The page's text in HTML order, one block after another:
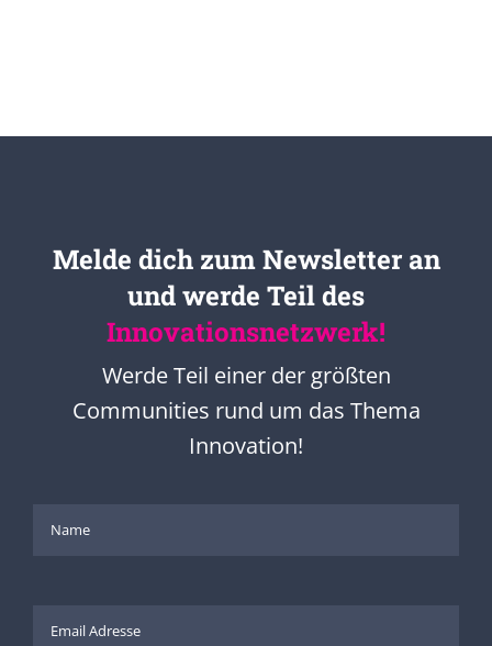
Melde dich zum Newsletter an
und werde Teil des
Innovationsnetzwerk!
Werde Teil einer der größten
Communities rund um das Thema
Innovation!